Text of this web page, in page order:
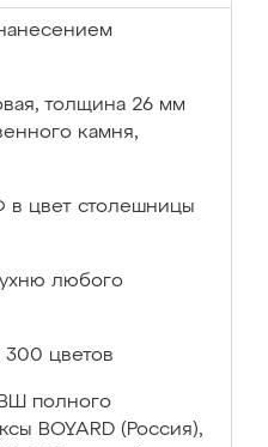
толщина 26 мм
камня,
в цвет столешницы
любого
цветов
полного
BOYARD (Россия),